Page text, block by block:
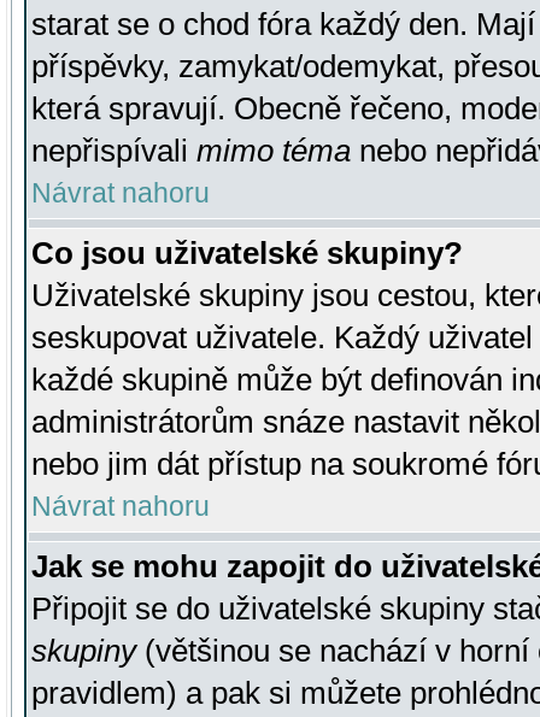
starat se o chod fóra každý den.
příspěvky, zamykat/odemykat,
která spravují. Obecně řečeno,
nepřispívali mimo téma nebo
Návrat nahoru
Co jsou uživatelské skupiny?
Uživatelské skupiny jsou cestou,
seskupovat uživatele. Každý
každé skupině může být definován
administrátorům snáze nastavit
nebo jim dát přístup na soukromé
Návrat nahoru
Jak se mohu zapojit do
Připojit se do uživatelské skupiny
skupiny(většinou se nachází v horní
pravidlem) a pak si můžete